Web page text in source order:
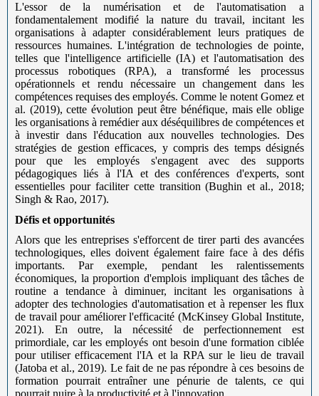
L'essor de la numérisation et de l'automatisation a
fondamentalement modifié la nature du travail, incitant les
organisations à adapter considérablement leurs pratiques de
ressources humaines. L'intégration de technologies de pointe,
telles que l'intelligence artificielle (IA) et l'automatisation des
processus robotiques (RPA), a transformé les processus
opérationnels et rendu nécessaire un changement dans les
compétences requises des employés. Comme le notent Gomez et
al. (2019), cette évolution peut être bénéfique, mais elle oblige
les organisations à remédier aux déséquilibres de compétences et
à investir dans l'éducation aux nouvelles technologies. Des
stratégies de gestion efficaces, y compris des temps désignés
pour que les employés s'engagent avec des supports
pédagogiques liés à l'IA et des conférences d'experts, sont
essentielles pour faciliter cette transition (Bughin et al., 2018;
Singh & Rao, 2017).
Défis et opportunités
Alors que les entreprises s'efforcent de tirer parti des avancées
technologiques, elles doivent également faire face à des défis
importants. Par exemple, pendant les ralentissements
économiques, la proportion d'emplois impliquant des tâches de
routine a tendance à diminuer, incitant les organisations à
adopter des technologies d'automatisation et à repenser les flux
de travail pour améliorer l'efficacité (McKinsey Global Institute,
2021). En outre, la nécessité de perfectionnement est
primordiale, car les employés ont besoin d'une formation ciblée
pour utiliser efficacement l'IA et la RPA sur le lieu de travail
(Jatoba et al., 2019). Le fait de ne pas répondre à ces besoins de
formation pourrait entraîner une pénurie de talents, ce qui